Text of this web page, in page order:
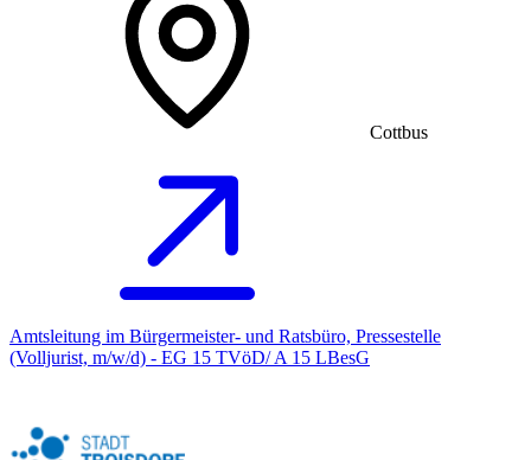
Cottbus
Amtsleitung im Bürgermeister- und Ratsbüro, Pressestelle
(Volljurist, m/w/d) - EG 15 TVöD/ A 15 LBesG